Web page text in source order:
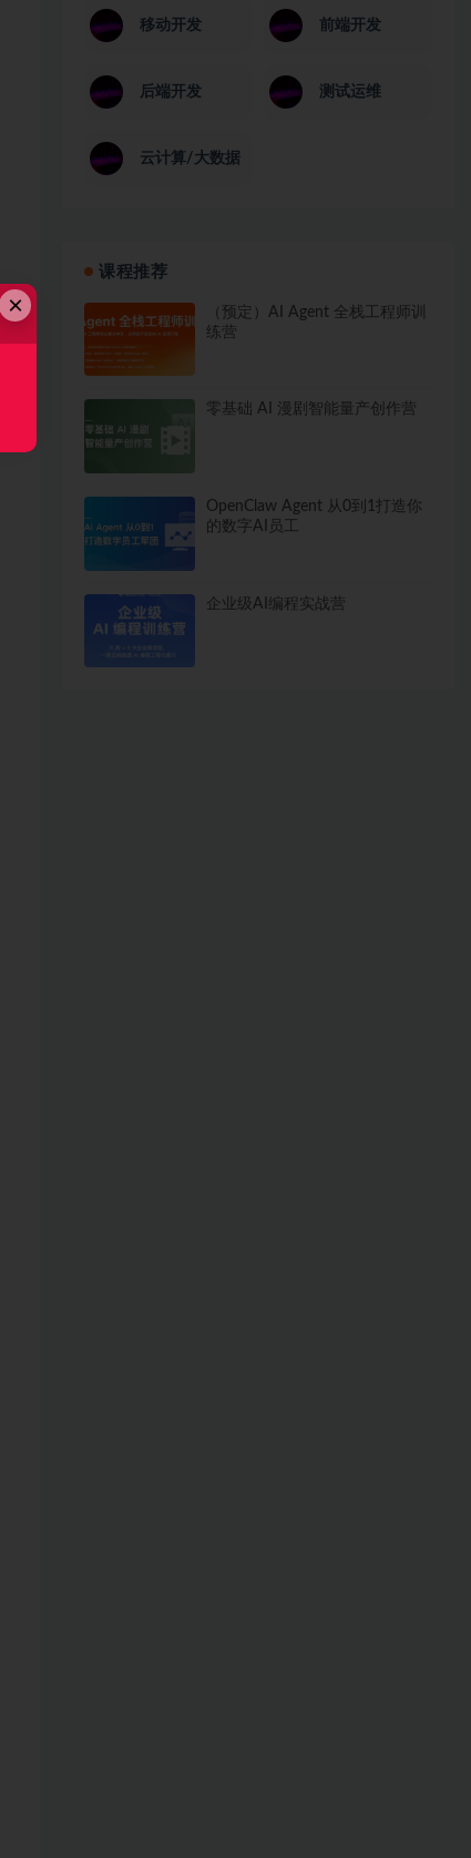
移动开发 前端开发
后端开发 测试运维
云计算/大数据
课程推荐
（预定）AI Agent 全栈工程师训
练营
零基础 AI 漫剧智能量产创作营
OpenClaw Agent 从0到1打造你
的数字AI员工
企业级AI编程实战营
×